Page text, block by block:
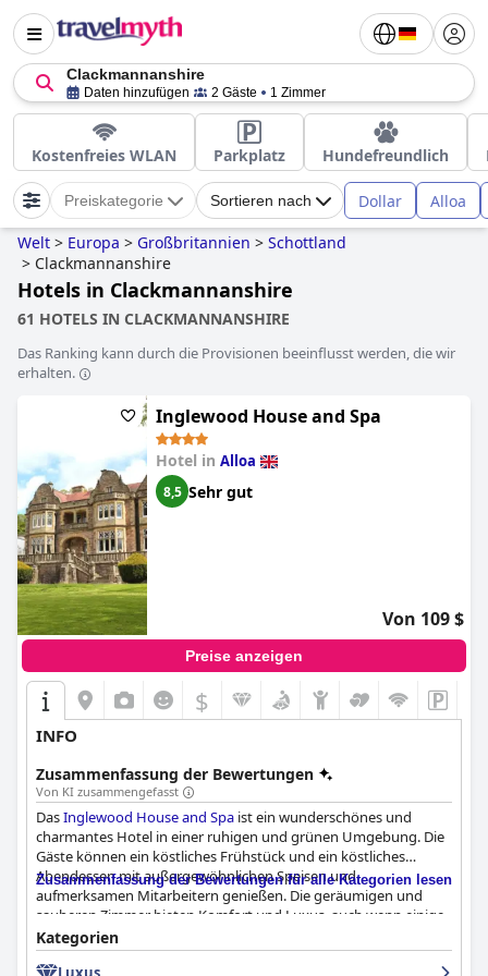
Clackmannanshire
Daten hinzufügen 2 Gäste 1 Zimmer
Kostenfreies WLAN Parkplatz Hundefreundlich
Preiskategorie Sortieren nach Dollar Alloa
Welt > Europa > Großbritannien > Schottland
> Clackmannanshire
Hotels in Clackmannanshire
61 HOTELS IN CLACKMANNANSHIRE
Das Ranking kann durch die Provisionen beeinflusst werden, die wir
erhalten.
Inglewood House and Spa
Hotel in Alloa
8,5 Sehr gut
Von 109 $
Preise anzeigen
$
INFO
Zusammenfassung der Bewertungen
Von KI zusammengefasst
DasInglewood House and Spa ist ein wunderschönes und
charmantes Hotel in einer ruhigen und grünen Umgebung. Die
Gäste können ein köstliches Frühstück und ein köstliches
Abendessen mit außergewöhnlichen Speisen und
aufmerksamen Mitarbeitern genießen. Die geräumigen und
sauberen Zimmer bieten Komfort und Luxus, auch wenn einige
die Qualität und Größe der Betten als uneinheitlich empfinden
könnten. Trotz gelegentlicher Probleme mit dem Wi-Fi und der
Zusammenfassung der Bewertungen für alle Kategorien lesen
Kategorien